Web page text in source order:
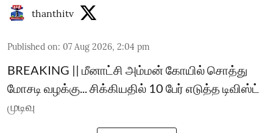
thanthitv
Published on: 07 Aug 2026, 2:04 pm
BREAKING || மீனாட்சி அம்மன் கோயில் சொத்து
மோசடி வழக்கு... சிக்கியதில் 10 பேர் எடுத்த டிவிஸ்ட்
முடிவு